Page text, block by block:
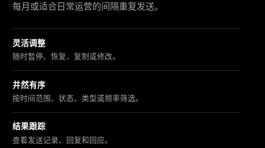
每月或适合日常运营的间隔重复发送。
灵活调整
随时暂停、恢复、复制或修改。
井然有序
按时间范围、状态、类型或频率筛选。
结果跟踪
查看发送记录、回复和回应。